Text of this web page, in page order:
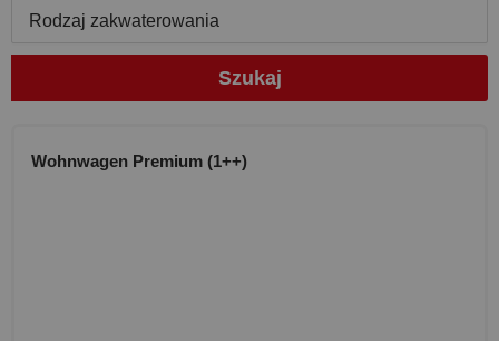
Rodzaj zakwaterowania
Szukaj
Wohnwagen Premium (1++)